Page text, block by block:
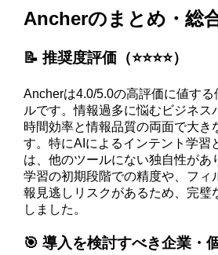
Ancherのまとめ・総
📝 推奨度評価（⭐️⭐️⭐️⭐️）
Ancherは4.0/5.0の高評価に値す
ルです。情報過多に悩むビジネス
時間効率と情報品質の両面で大き
す。特にAIによるインテント学習
は、他のツールにない独自性があ
学習の初期段階での精度や、フィ
報見逃しリスクがあるため、完璧
しました。
🎯 導入を検討すべき企業・